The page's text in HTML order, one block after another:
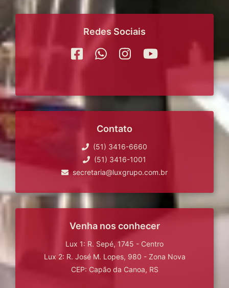
Redes Sociais
Contato
(51) 3416-6660
(51) 3416-1001
secretaria@luxgrupo.com.br
Venha nos conhecer
Lux 1: R. Sepé, 1745 - Centro
Lux 2: R. José M. Lopes, 980 - Zona Nova
CEP: Capão da Canoa, RS